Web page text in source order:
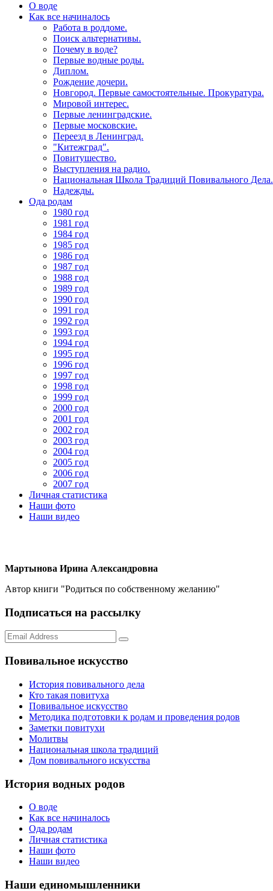
О воде
Как все начиналось
Работа в роддоме.
Поиск альтернативы.
Почему в воде?
Первые водные роды.
Диплом.
Рождение дочери.
Новгород. Первые самостоятельные. Прокуратура.
Мировой интерес.
Первые ленинградские.
Первые московские.
Переезд в Ленинград.
"Китежград".
Повитушество.
Выступления на радио.
Национальная Школа Традиций Повивального Дела.
Надежды.
Ода родам
1980 год
1981 год
1984 год
1985 год
1986 год
1987 год
1988 год
1989 год
1990 год
1991 год
1992 год
1993 год
1994 год
1995 год
1996 год
1997 год
1998 год
1999 год
2000 год
2001 год
2002 год
2003 год
2004 год
2005 год
2006 год
2007 год
Личная статистика
Наши фото
Наши видео
Мартынова Ирина Александровна
Автор книги "Родиться по собственному желанию"
Подписаться на рассылку
Повивальное искусство
История повивального дела
Кто такая повитуха
Повивальное искусство
Методика подготовки к родам и проведения родов
Заметки повитухи
Молитвы
Национальная школа традиций
Дом повивального искусства
История водных родов
О воде
Как все начиналось
Ода родам
Личная статистика
Наши фото
Наши видео
Наши единомышленники